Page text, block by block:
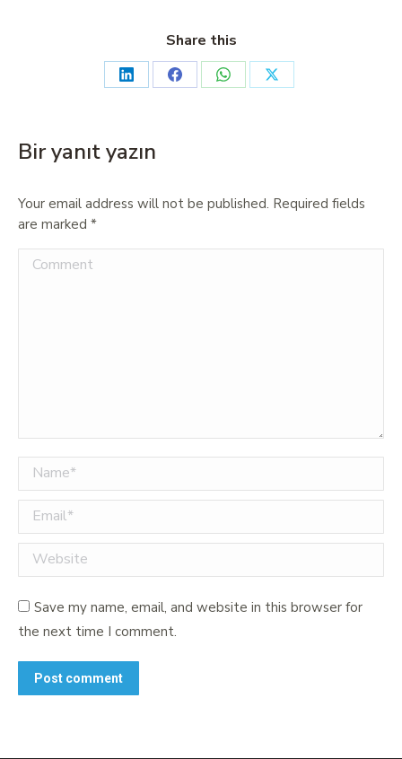
Share this
Bir yanıt yazın
Your email address will not be published. Required fields
are marked *
Comment
Name *
Email *
Website
Save my name, email, and website in this browser for
the next time I comment.
Post comment